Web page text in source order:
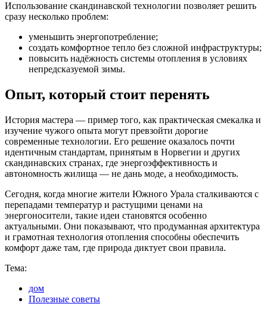
Использование скандинавской технологии позволяет решить
сразу несколько проблем:
уменьшить энергопотребление;
создать комфортное тепло без сложной инфраструктуры;
повысить надёжность системы отопления в условиях
непредсказуемой зимы.
Опыт, который стоит перенять
История мастера — пример того, как практическая смекалка и
изучение чужого опыта могут превзойти дорогие
современные технологии. Его решение оказалось почти
идентичным стандартам, принятым в Норвегии и других
скандинавских странах, где энергоэффективность и
автономность жилища — не дань моде, а необходимость.
Сегодня, когда многие жители Южного Урала сталкиваются с
перепадами температур и растущими ценами на
энергоносители, такие идеи становятся особенно
актуальными. Они показывают, что продуманная архитектура
и грамотная технология отопления способны обеспечить
комфорт даже там, где природа диктует свои правила.
Тема:
дом
Полезные советы